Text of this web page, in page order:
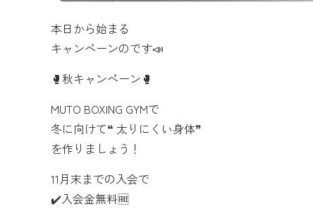
本日から始まる
キャンペーンのです📣
🥊秋キャンペーン🥊
MUTO BOXING GYMで
冬に向けて❝ 太りにくい身体❞
を作りましょう！
11月末までの入会で
✔️入会金無料🆓